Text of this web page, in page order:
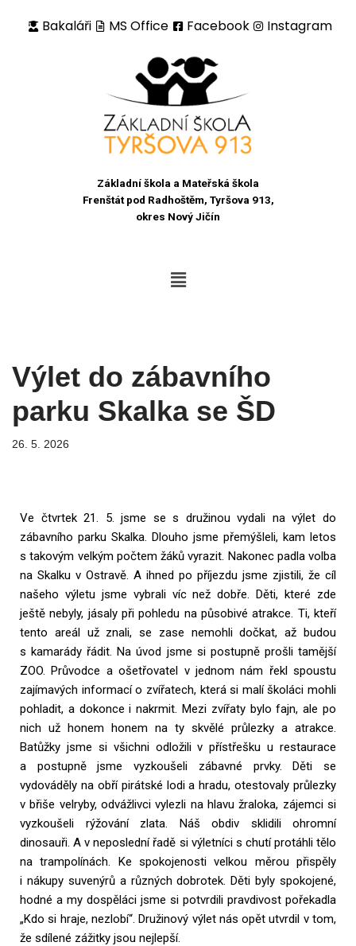
Bakaláři MS Office Facebook Instagram
Základní škola a Mateřská škola
Frenštát pod Radhoštěm, Tyršova 913,
okres Nový Jičín
Výlet do zábavního
parku Skalka se ŠD
26. 5. 2026
Ve čtvrtek 21. 5. jsme se s družinou vydali na výlet do
zábavního parku Skalka. Dlouho jsme přemýšleli, kam letos
s takovým velkým počtem žáků vyrazit. Nakonec padla volba
na Skalku v Ostravě. A ihned po příjezdu jsme zjistili, že cíl
našeho výletu jsme vybrali víc než dobře. Děti, které zde
ještě nebyly, jásaly při pohledu na působivé atrakce. Ti, kteří
tento areál už znali, se zase nemohli dočkat, až budou
s kamarády řádit. Na úvod jsme si postupně prošli tamější
ZOO. Průvodce a ošetřovatel v jednom nám řekl spoustu
zajímavých informací o zvířatech, která si malí školáci mohli
pohladit, a dokonce i nakrmit. Mezi zvířaty bylo fajn, ale po
nich už honem honem na ty skvělé průlezky a atrakce.
Batůžky jsme si všichni odložili v přístřešku u restaurace
a postupně jsme vyzkoušeli zábavné prvky. Děti se
vydováděly na obří pirátské lodi a hradu, otestovaly průlezky
v břiše velryby, odvážlivci vylezli na hlavu žraloka, zájemci si
vyzkoušeli rýžování zlata. Náš obdiv sklidili ohromní
dinosauři. A v neposlední řadě si výletníci s chutí protáhli tělo
na trampolínách. Ke spokojenosti velkou měrou přispěly
i nákupy suvenýrů a různých dobrotek. Děti byly spokojené,
hodné a my dospěláci jsme si potvrdili pravdivost pořekadla
„Kdo si hraje, nezlobí“. Družinový výlet nás opět utvrdil v tom,
že sdílené zážitky jsou nejlepší.